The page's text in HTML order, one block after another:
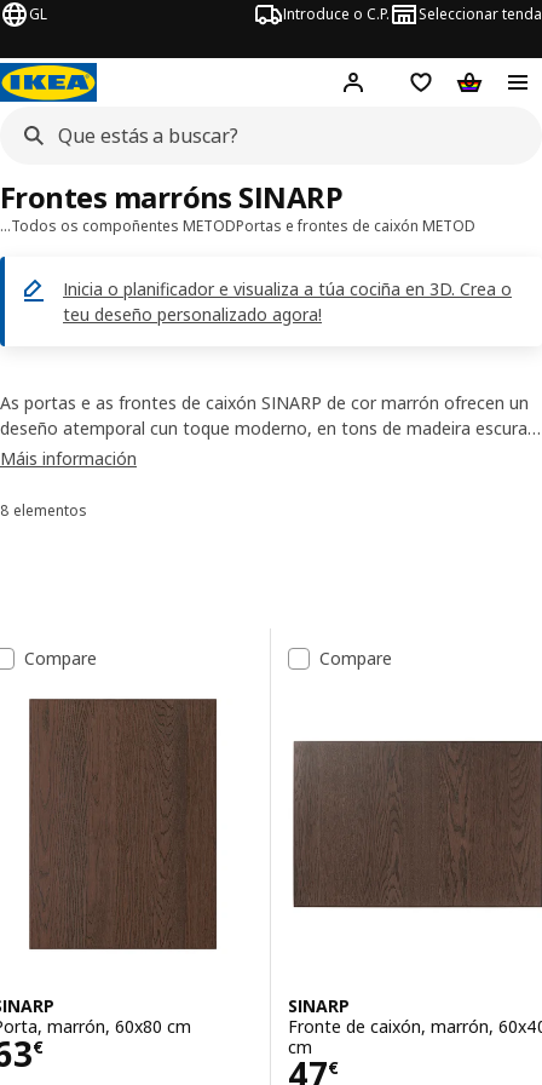
GL Introduce o C.P. Seleccionar tenda
Hej! Iniciar sesión
Lista deCarriño
…Todos os compoñentes METODPortas e frontes de caixón METOD
Inicia o planificador e visualiza a túa cociña en 3D. Crea o
teu deseño personalizado agora!
Frontes marróns SINARP
As portas e as frontes de caixón SINARP de cor marrón ofrecen un
deseño atemporal cun toque moderno, en tons de madeira escura
cheos de carácter. Os bordos de madeira maciza perfilan a parte
detalles á túa cociña.
Máis información
Ordenar e filtrar
8 elementos
Lista de resultados
Compare
marrón, 60x80 cm
€ 63€
Compare
SINARP
Fronte de caixón, marrón,
cm
47€
Prezo 47€